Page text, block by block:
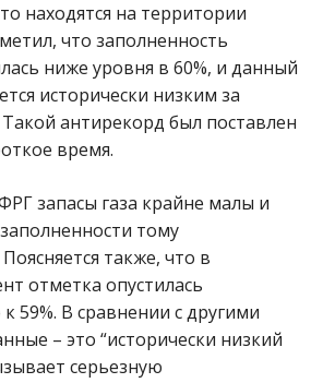
находятся на территории
что заполненность
ниже уровня в 60%, и данный
исторически низким за
антирекорд был поставлен
время.
запасы газа крайне малы и
тому
также, что в
отметка опустилась
59%. В сравнении с другими
– это “исторически низкий
серьезную